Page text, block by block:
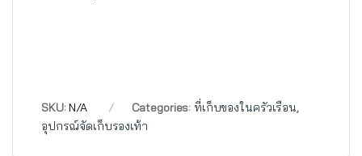
SKU:N/A Categories: ที่เก็บของในครัวเรือน,
อุปกรณ์จัดเก็บรองเท้า